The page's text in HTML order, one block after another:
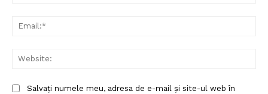
Salvați numele meu, adresa de e-mail și site-ul web în